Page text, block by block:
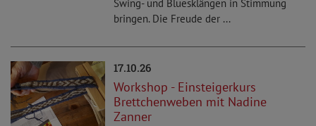
Swing- und Bluesklängen in Stimmung
bringen. Die Freude der ...
17.10.26
Workshop - Einsteigerkurs
Brettchenweben mit Nadine
Zanner